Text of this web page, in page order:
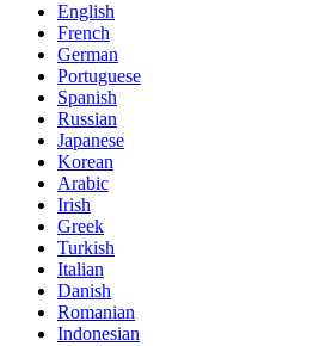
English
French
German
Portuguese
Spanish
Russian
Japanese
Korean
Arabic
Irish
Greek
Turkish
Italian
Danish
Romanian
Indonesian